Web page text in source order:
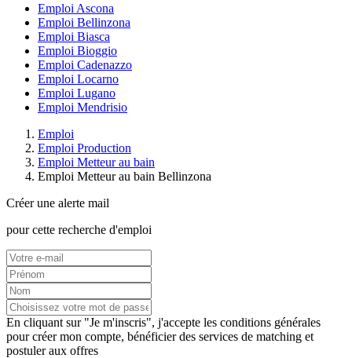
Emploi Ascona
Emploi Bellinzona
Emploi Biasca
Emploi Bioggio
Emploi Cadenazzo
Emploi Locarno
Emploi Lugano
Emploi Mendrisio
Emploi
Emploi Production
Emploi Metteur au bain
Emploi Metteur au bain Bellinzona
Créer une alerte mail
pour cette recherche d'emploi
En cliquant sur "Je m'inscris", j'accepte les conditions générales
pour créer mon compte, bénéficier des services de matching et
postuler aux offres